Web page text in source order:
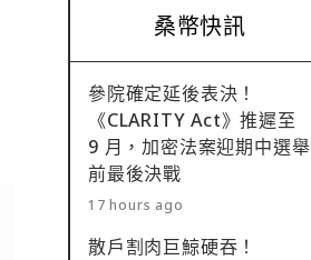
桑幣快訊
參院確定延後表決！
《CLARITY Act》推遲至
9 月，加密法案迎期中選舉
前最後決戰
17 hours ago
散戶割肉巨鯨硬吞！